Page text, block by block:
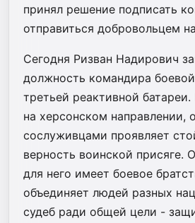
принял решение подписать
отправиться добровольцем
Сегодня Ризван Надирович
должность командира
третьей реактивной
на херсонском направлении,
сослуживцами проявляет
верность воинской присяге.
для него имеет боевое
объединяет людей разных
судеб ради общей цели -